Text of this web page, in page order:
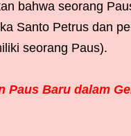
bahwa seorang
Santo Petrus dan
seorang Paus).
Paus Baru dalam